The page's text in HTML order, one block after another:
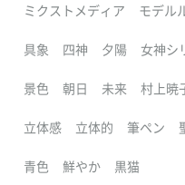
ミクストメディア モデル
具象 四神 夕陽 女神シ
景色 朝日 未来 村上暁
立体感 立体的 筆ペン
青色 鮮やか 黒猫